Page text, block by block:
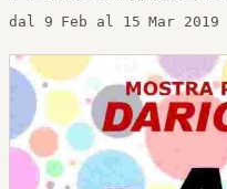
dal 9 Feb al 15 Mar 2019